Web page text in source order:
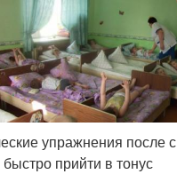
упражнения после
прийти в тонус